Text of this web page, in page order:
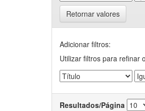
Retornar valores
Adicionar filtros:
Utilizar filtros para refinar
Resultados/Página